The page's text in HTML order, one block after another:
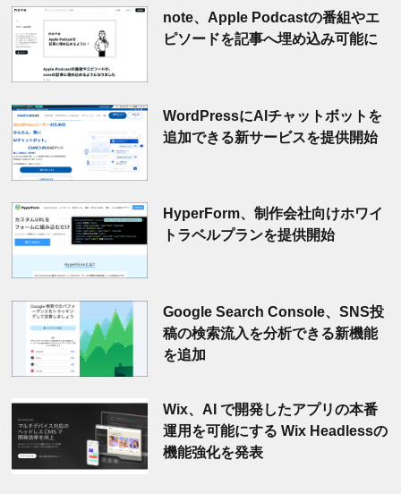
note、Apple Podcastの番組やエ
ピソードを記事へ埋め込み可能に
WordPressにAIチャットボットを
追加できる新サービスを提供開始
HyperForm、制作会社向けホワイ
トラベルプランを提供開始
Google Search Console、SNS投
稿の検索流入を分析できる新機能
を追加
Wix、AI で開発したアプリの本番
運用を可能にする Wix Headlessの
機能強化を発表